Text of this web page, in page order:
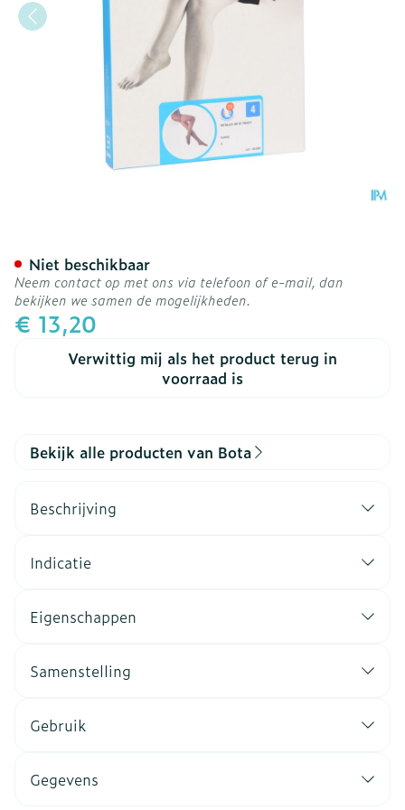
€ 13,20
Verwittig mij als het product terug in
voorraad is
Niet beschikbaar
Neem contact op met ons via telefoon of e-mail, dan
bekijken we samen de mogelijkheden.
Bekijk alle producten van Bota
Beschrijving
Indicatie
Eigenschappen
Samenstelling
Gebruik
Gegevens